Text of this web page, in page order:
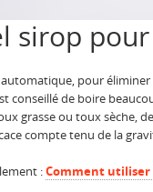
sirop
pour éliminer
conseillé de boire
grasse ou toux sèche,
compte tenu de la
:Comment